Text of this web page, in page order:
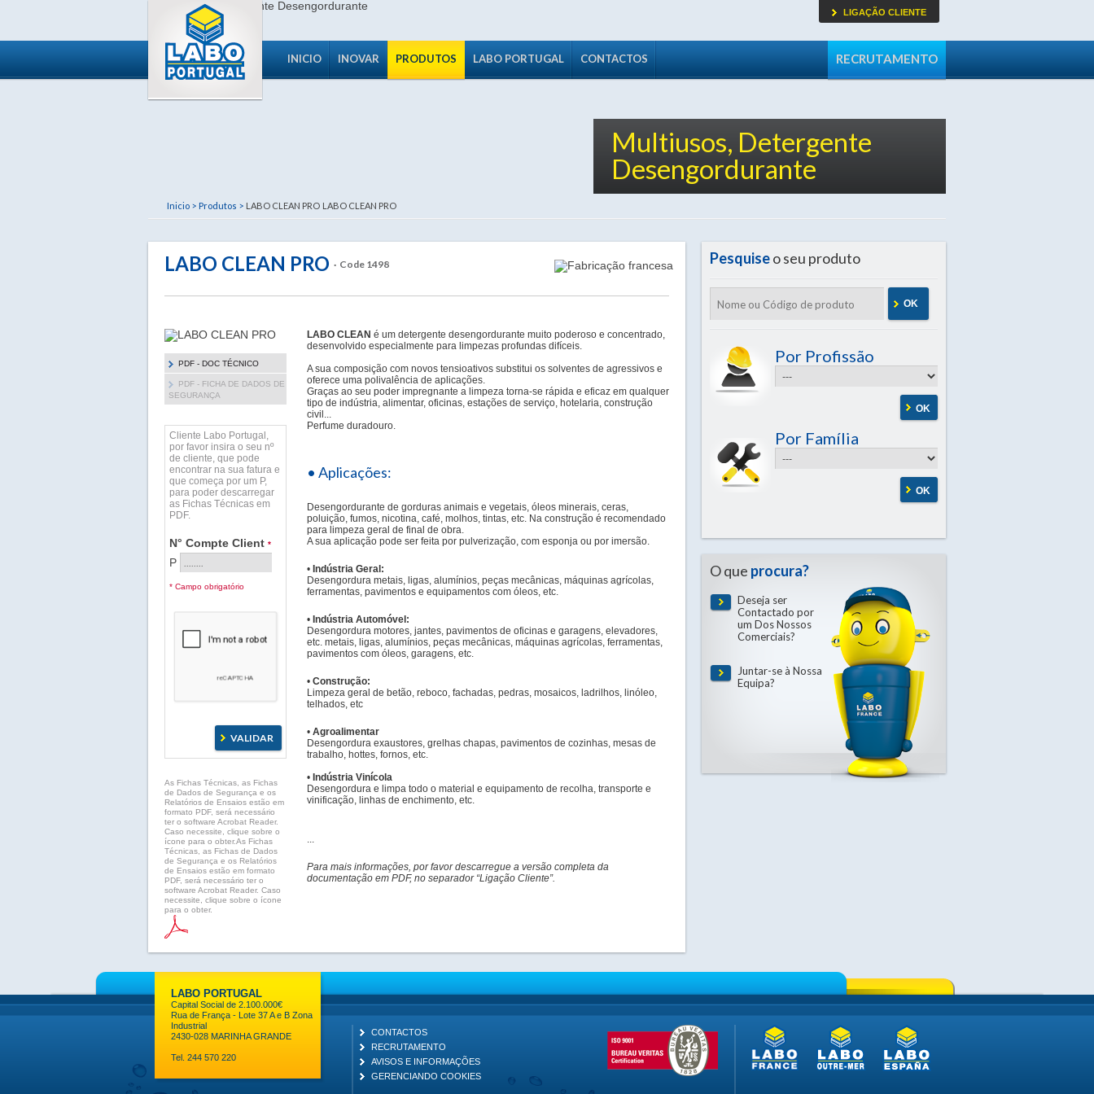
RECRUTAMENTO
INICIO INOVAR PRODUTOS LABO PORTUGAL CONTACTOS
LIGAÇÃO CLIENTE
Multiusos, Detergente
Desengordurante
Inicio > Produtos > LABO CLEAN PRO LABO CLEAN PRO
LABO CLEAN PRO · Code 1498
PDF - DOC TÉCNICO
PDF - FICHA DE DADOS DE
SEGURANÇA
Cliente Labo Portugal,
por favor insira o seu nº
de cliente, que pode
encontrar na sua fatura e
que começa por um P,
para poder descarregar
as Fichas Técnicas em
PDF.
N° Compte Client *
P
* Campo obrigatório
As Fichas Técnicas, as Fichas
de Dados de Segurança e os
Relatórios de Ensaios estão em
formato PDF, será necessário
ter o software Acrobat Reader.
Caso necessite, clique sobre o
ícone para o obter.As Fichas
Técnicas, as Fichas de Dados
de Segurança e os Relatórios
de Ensaios estão em formato
PDF, será necessário ter o
software Acrobat Reader. Caso
necessite, clique sobre o ícone
para o obter.
LABO CLEAN é um detergente desengordurante muito poderoso e concentrado,
desenvolvido especialmente para limpezas profundas difíceis.
A sua composição com novos tensioativos substitui os solventes de agressivos e
oferece uma polivalência de aplicações.
Graças ao seu poder impregnante a limpeza torna-se rápida e eficaz em qualquer
tipo de indústria, alimentar, oficinas, estações de serviço, hotelaria, construção
civil...
Perfume duradouro.
• Aplicações:
Desengordurante de gorduras animais e vegetais, óleos minerais, ceras,
poluição, fumos, nicotina, café, molhos, tintas, etc. Na construção é recomendado
para limpeza geral de final de obra.
A sua aplicação pode ser feita por pulverização, com esponja ou por imersão.
• Indústria Geral:
Desengordura metais, ligas, alumínios, peças mecânicas, máquinas agrícolas,
ferramentas, pavimentos e equipamentos com óleos, etc.
• Indústria Automóvel:
Desengordura motores, jantes, pavimentos de oficinas e garagens, elevadores,
etc. metais, ligas, alumínios, peças mecânicas, máquinas agrícolas, ferramentas,
pavimentos com óleos, garagens, etc.
• Construção:
Limpeza geral de betão, reboco, fachadas, pedras, mosaicos, ladrilhos, linóleo,
telhados, etc
• Agroalimentar
Desengordura exaustores, grelhas chapas, pavimentos de cozinhas, mesas de
trabalho, hottes, fornos, etc.
• Indústria Vinícola
Desengordura e limpa todo o material e equipamento de recolha, transporte e
vinificação, linhas de enchimento, etc.
...
Para mais informações, por favor descarregue a versão completa da
documentação em PDF, no separador “Ligação Cliente”.
Pesquiseo seu produto
OK
Por Profissão
OK
Por Família
OK
O que procura?
Deseja ser
Contactado por
um Dos Nossos
Comerciais?
Juntar-se à Nossa
Equipa?
LABO PORTUGAL
Capital Social de 2.100.000€
Rua de França - Lote 37 A e B Zona
Industrial
2430-028 MARINHA GRANDE
Tel. 244 570 220
CONTACTOS
RECRUTAMENTO
AVISOS E INFORMAÇÕES
GERENCIANDO COOKIES